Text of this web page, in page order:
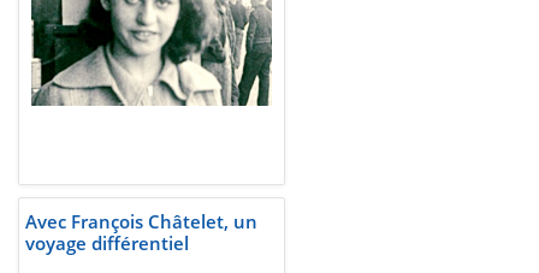
Avec François Châtelet, un
voyage différentiel